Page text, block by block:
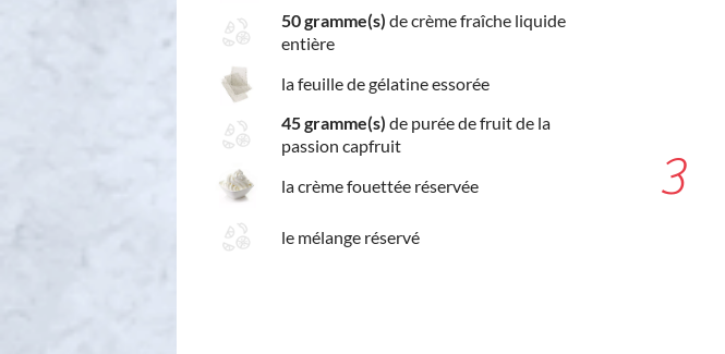
50 gramme(s) de crème fraîche liquide
entière
la feuille de gélatine essorée
45 gramme(s) de purée de fruit de la
passion capfruit
la crème fouettée réservée
le mélange réservé
3